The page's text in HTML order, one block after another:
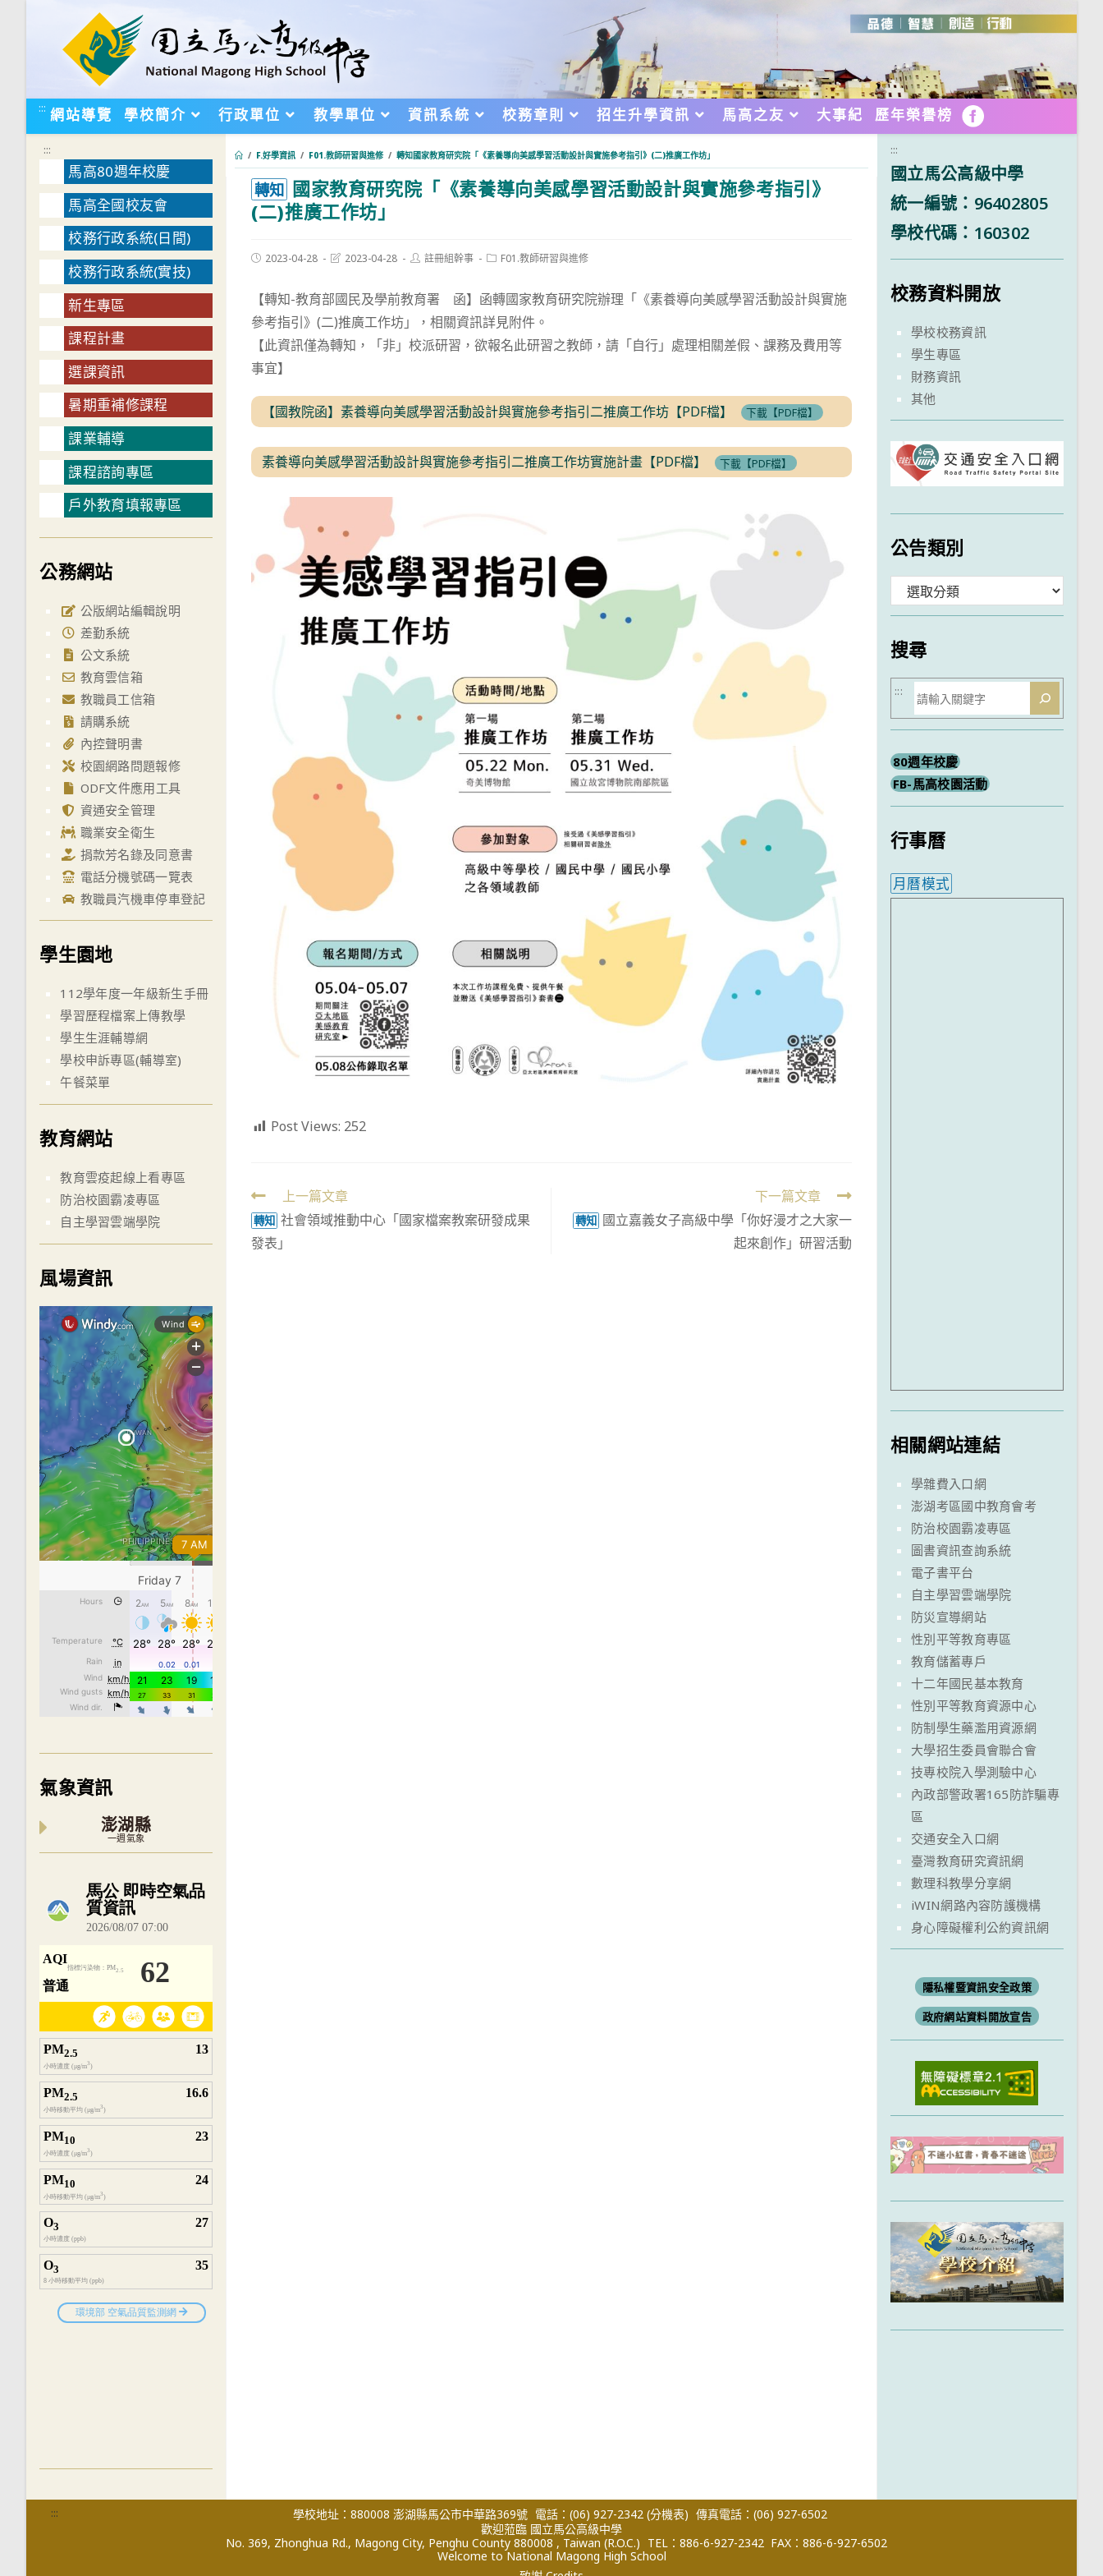
::: 網站導覽 學校簡介 行政單位 教學單位 資訊系統 校務章則 招生升學資訊 馬高之友 大事紀 歷年榮譽榜 FB
/ F.好學資訊 / F01.教師研習與進修 / 轉知國家教育研究院「《素養導向美感學習活動設計與實施參考指引》(二)推廣工作坊」
轉知 國家教育研究院「《素養導向美感學習活動設計與實施參考指引》
(二)推廣工作坊」
Post2023-04-28
Post2023-04-28
Post註冊組幹事
PostF01.教師研習與進修
【轉知-教育部國民及學前教育署 函】函轉國家教育研究院辦理「《素養導向美感學習活動設計與實施
參考指引》(二)推廣工作坊」，相關資訊詳見附件。
【此資訊僅為轉知，「非」校派研習，欲報名此研習之教師，請「自行」處理相關差假、課務及費用等
事宜】
【國教院函】素養導向美感學習活動設計與實施參考指引二推廣工作坊【PDF檔】 下載【PDF檔】
素養導向美感學習活動設計與實施參考指引二推廣工作坊實施計畫【PDF檔】 下載【PDF檔】
Post Views: 252
Read
more
articles
上一篇文章
轉知 社會領域推動中心「國家檔案教案研發成果
發表」
下一篇文章
轉知 國立嘉義女子高級中學「你好漫才之大家一
起來創作」研習活動
:::
馬高80週年校慶
馬高全國校友會
校務行政系統(日間)
校務行政系統(實技)
新生專區
課程計畫
選課資訊
暑期重補修課程
課業輔導
課程諮詢專區
戶外教育填報專區
公務網站
公版網站編輯說明
差勤系統
公文系統
教育雲信箱
教職員工信箱
請購系統
內控聲明書
校園網路問題報修
ODF文件應用工具
資通安全管理
職業安全衛生
捐款芳名錄及同意書
電話分機號碼一覽表
教職員汽機車停車登記
學生園地
112學年度一年級新生手冊
學習歷程檔案上傳教學
學生生涯輔導網
學校申訴專區(輔導室)
午餐菜單
教育網站
教育雲疫起線上看專區
防治校園霸凌專區
自主學習雲端學院
風場資訊
氣象資訊
澎湖縣
一週氣象
內嵌空氣品質小工具為視覺預覽，完整即時空氣品質資料請開啟
:::
國立馬公高級中學
統一編號：96402805
學校代碼：160302
校務資料開放
學校校務資訊
學生專區
財務資訊
其他
公告類別
類
搜尋
搜
尋
:::
80週年校慶
FB-馬高校園活動
行事曆
月曆模式
相關網站連結
學雜費入口網
澎湖考區國中教育會考
防治校園霸凌專區
圖書資訊查詢系統
電子書平台
自主學習雲端學院
防災宣導網站
性別平等教育專區
教育儲蓄專戶
十二年國民基本教育
性別平等教育資源中心
防制學生藥濫用資源網
大學招生委員會聯合會
技專校院入學測驗中心
內政部警政署165防詐騙專
區
交通安全入口網
臺灣教育研究資訊網
數理科教學分享網
iWIN網路內容防護機構
身心障礙權利公約資訊網
隱私權暨資訊安全政策
政府網站資料開放宣告
::: 學校地址：880008 澎湖縣馬公市中華路369號 電話：(06) 927-2342 (分機表) 傳真電話：(06) 927-6502
歡迎蒞臨 國立馬公高級中學
No. 369, Zhonghua Rd., Magong City, Penghu County 880008 , Taiwan (R.O.C.) TEL：886-6-927-2342 FAX：886-6-927-6502
Welcome to National Magong High School